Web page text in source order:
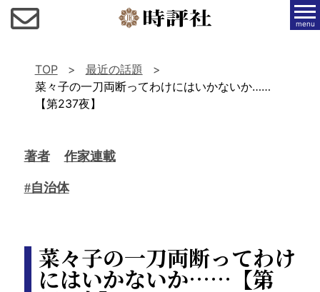
menu
TOP
最近の話題
菜々子の一刀両断ってわけにはいかないか……
【第237夜】
著者 作家連載
#自治体
菜々子の一刀両断ってわけ
にはいかないか……【第